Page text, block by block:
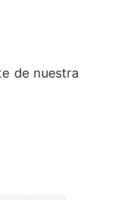
de nuestra